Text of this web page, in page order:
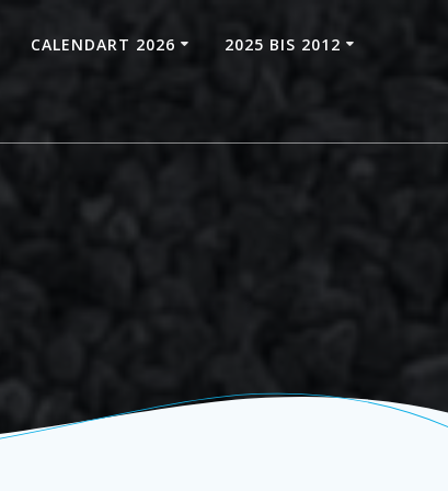
CALENDART 2026 2025 BIS 2012